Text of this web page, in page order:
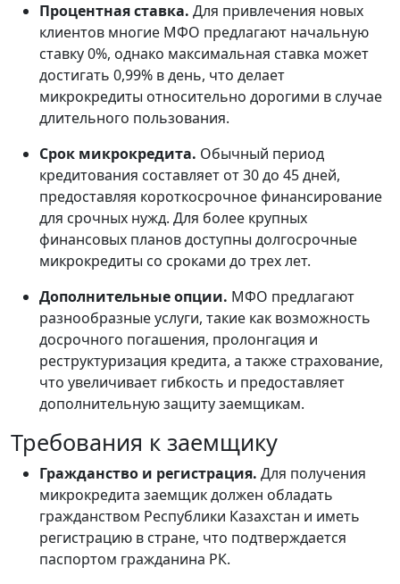
Процентная ставка. Для привлечения новых
клиентов многие МФО предлагают начальную
ставку 0%, однако максимальная ставка может
достигать 0,99% в день, что делает
микрокредиты относительно дорогими в случае
длительного пользования.
Срок микрокредита. Обычный период
кредитования составляет от 30 до 45 дней,
предоставляя короткосрочное финансирование
для срочных нужд. Для более крупных
финансовых планов доступны долгосрочные
микрокредиты со сроками до трех лет.
Дополнительные опции. МФО предлагают
разнообразные услуги, такие как возможность
досрочного погашения, пролонгация и
реструктуризация кредита, а также страхование,
что увеличивает гибкость и предоставляет
дополнительную защиту заемщикам.
Требования к заемщику
Гражданство и регистрация. Для получения
микрокредита заемщик должен обладать
гражданством Республики Казахстан и иметь
регистрацию в стране, что подтверждается
паспортом гражданина РК.